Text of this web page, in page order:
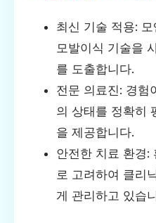
최신 기술 적용:
모발이식 기술을
를 도출합니다.
전문 의료진: 경험
의 상태를 정확히
을 제공합니다.
안전한 치료 환경:
로 고려하여 클리
게 관리하고 있습